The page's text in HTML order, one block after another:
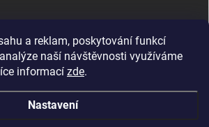
a reklam, poskytování funkcí
naší návštěvnosti využíváme
informací zde.
Nastavení
objednávky a vrácení zboží